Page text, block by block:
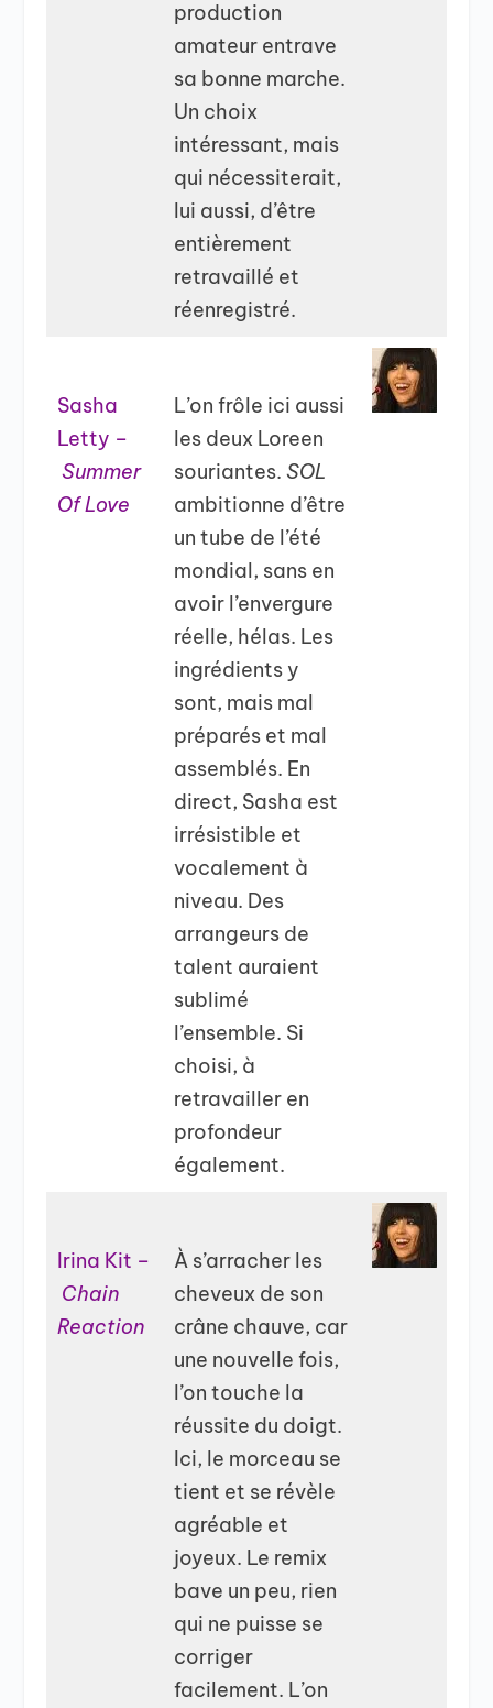
production
amateur entrave
sa bonne marche.
Un choix
intéressant, mais
qui nécessiterait,
lui aussi, d’être
entièrement
retravaillé et
réenregistré.
Sasha
Letty –
Summer
Of Love
L’on frôle ici aussi
les deux Loreen
souriantes.SOL
ambitionne d’être
un tube de l’été
mondial, sans en
avoir l’envergure
réelle, hélas. Les
ingrédients y
sont, mais mal
préparés et mal
assemblés. En
direct, Sasha est
irrésistible et
vocalement à
niveau. Des
arrangeurs de
talent auraient
sublimé
l’ensemble. Si
choisi, à
retravailler en
profondeur
également.
Irina Kit –
Chain
Reaction
À s’arracher les
cheveux de son
crâne chauve, car
une nouvelle fois,
l’on touche la
réussite du doigt.
Ici, le morceau se
tient et se révèle
agréable et
joyeux. Le remix
bave un peu, rien
qui ne puisse se
corriger
facilement. L’on